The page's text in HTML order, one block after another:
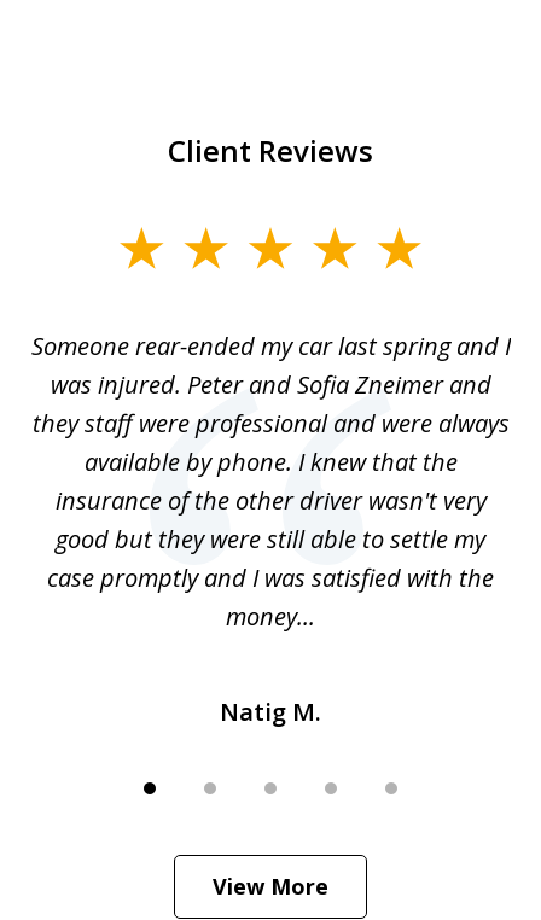
Client Reviews
5
Someone rear-ended my car last spring and I
was injured. Peter and Sofia Zneimer and
they staff were professional and were always
available by phone. I knew that the
insurance of the other driver wasn't very
good but they were still able to settle my
case promptly and I was satisfied with the
money...
Natig M.
View More